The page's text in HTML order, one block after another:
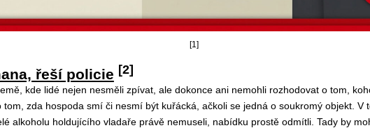
[1]
řeší policie [2]
kde lidé nejen nesměli zpívat, ale dokonce ani nemohli rozhodovat o tom,
zda hospoda smí či nesmí být kuřácká, ačkoli se jedná o soukromý objekt.
alkoholu holdujícího vladaře právě nemuseli, nabídku prostě odmítli. Tady by